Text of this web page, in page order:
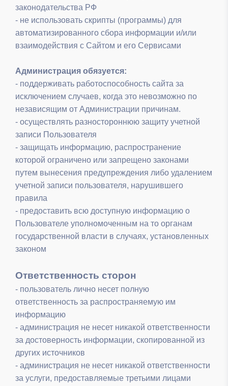
законодательства РФ
- не использовать скрипты (программы) для
автоматизированного сбора информации и/или
взаимодействия с Сайтом и его Сервисами
Администрация обязуется:
- поддерживать работоспособность сайта за
исключением случаев, когда это невозможно по
независящим от Администрации причинам.
- осуществлять разностороннюю защиту учетной
записи Пользователя
- защищать информацию, распространение
которой ограничено или запрещено законами
путем вынесения предупреждения либо удалением
учетной записи пользователя, нарушившего
правила
- предоставить всю доступную информацию о
Пользователе уполномоченным на то органам
государственной власти в случаях, установленных
законом
Ответственность сторон
- пользователь лично несет полную
ответственность за распространяемую им
информацию
- администрация не несет никакой ответственности
за достоверность информации, скопированной из
других источников
- администрация не несет никакой ответственности
за услуги, предоставляемые третьими лицами